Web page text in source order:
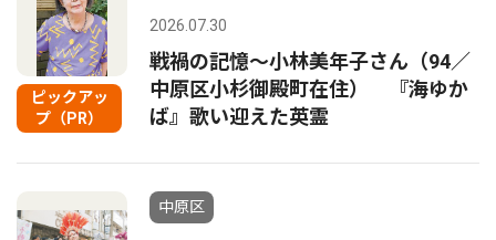
ピックアッ
プ（PR）
2026.07.30
戦禍の記憶〜小林美年子さん（94／
中原区小杉御殿町在住） 『海ゆか
ば』歌い迎えた英霊
中原区